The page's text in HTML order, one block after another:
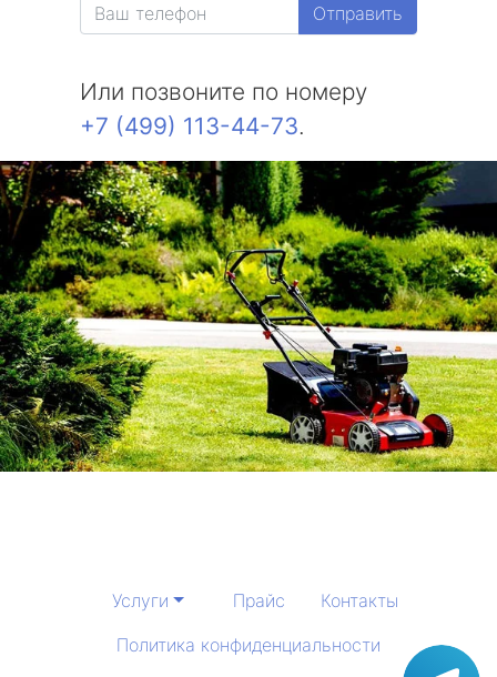
Отправить
Или позвоните по номеру
+7 (499) 113-44-73.
Услуги Прайс
Контакты
Политика конфиденциальности